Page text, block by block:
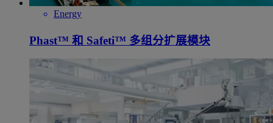
Energy
Phast™ 和 Safeti™ 多组分扩展模块